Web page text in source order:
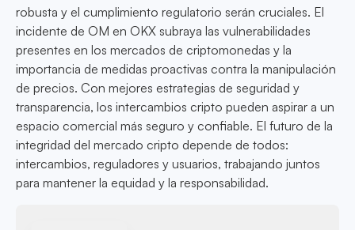
robusta y el cumplimiento regulatorio serán cruciales. El
incidente de OM en OKX subraya las vulnerabilidades
presentes en los mercados de criptomonedas y la
importancia de medidas proactivas contra la manipulación
de precios. Con mejores estrategias de seguridad y
transparencia, los intercambios cripto pueden aspirar a un
espacio comercial más seguro y confiable. El futuro de la
integridad del mercado cripto depende de todos:
intercambios, reguladores y usuarios, trabajando juntos
para mantener la equidad y la responsabilidad.